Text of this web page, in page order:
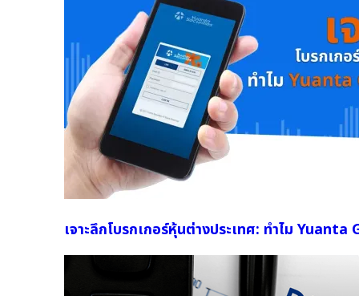
เจาะลึกโบรกเกอร์หุ้นต่างประเทศ: ทำไม